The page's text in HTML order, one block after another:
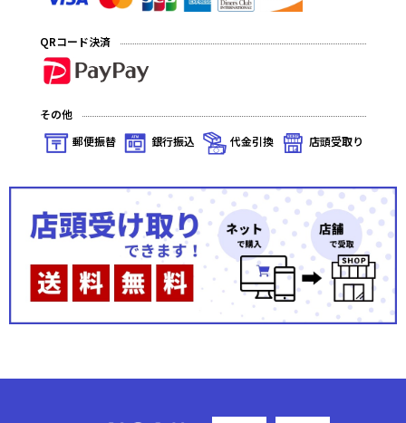
深淵のガンスリンガー(プレミアム)
星の涙(プレミアム)
秘められた伝説(プレミアム)
秘められた伝説(ノーマル)
秘められた試練(プレミアム)
秘められた試練(ノーマル)
QRコード決済
その他
郵便振替
銀行振込 代金引換 店頭受取り